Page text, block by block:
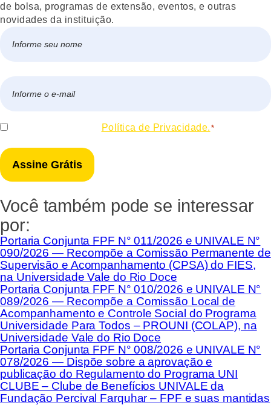
de bolsa, programas de extensão, eventos, e outras
novidades da instituição.
mail
Consentir Política de Privacidade. *
Você também pode se interessar
por:
Portaria Conjunta FPF N° 011/2026 e UNIVALE N°
090/2026 — Recompõe a Comissão Permanente de
Supervisão e Acompanhamento (CPSA) do FIES,
na Universidade Vale do Rio Doce
Portaria Conjunta FPF N° 010/2026 e UNIVALE N°
089/2026 — Recompõe a Comissão Local de
Acompanhamento e Controle Social do Programa
Universidade Para Todos – PROUNI (COLAP), na
Universidade Vale do Rio Doce
Portaria Conjunta FPF N° 008/2026 e UNIVALE N°
078/2026 — Dispõe sobre a aprovação e
publicação do Regulamento do Programa UNI
CLUBE – Clube de Benefícios UNIVALE da
Fundação Percival Farquhar – FPF e suas mantidas